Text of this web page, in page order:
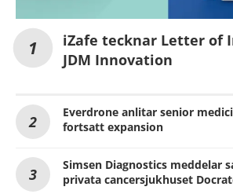
iZafe tecknar Letter of
JDM Innovation
Everdrone anlitar senior
fortsatt expansion
Simsen Diagnostics meddelar
privata cancersjukhuset